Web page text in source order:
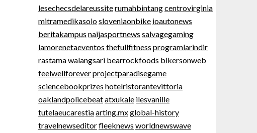
lesechecsdelareussiterumahbintangcentrovirginia
mitramedikasolosloveniaonbike ioautonews
beritakampus naijasportnews salvagegaming
lamorenetaeventos thefullfitness programlarindir
rastamawalangsari bearrockfoods bikersonweb
feelwellforeverprojectparadisegame
sciencebookprizes hotelristorantevittoria
oaklandpolicebeatatxukale ilesvanille
tutelaeucarestiaarting.mxglobal-history
travelnewseditorfleeknews worldnewswave